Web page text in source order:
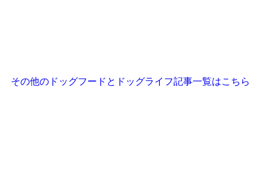
その他のドッグフードとドッグライフ記事一覧はこちら